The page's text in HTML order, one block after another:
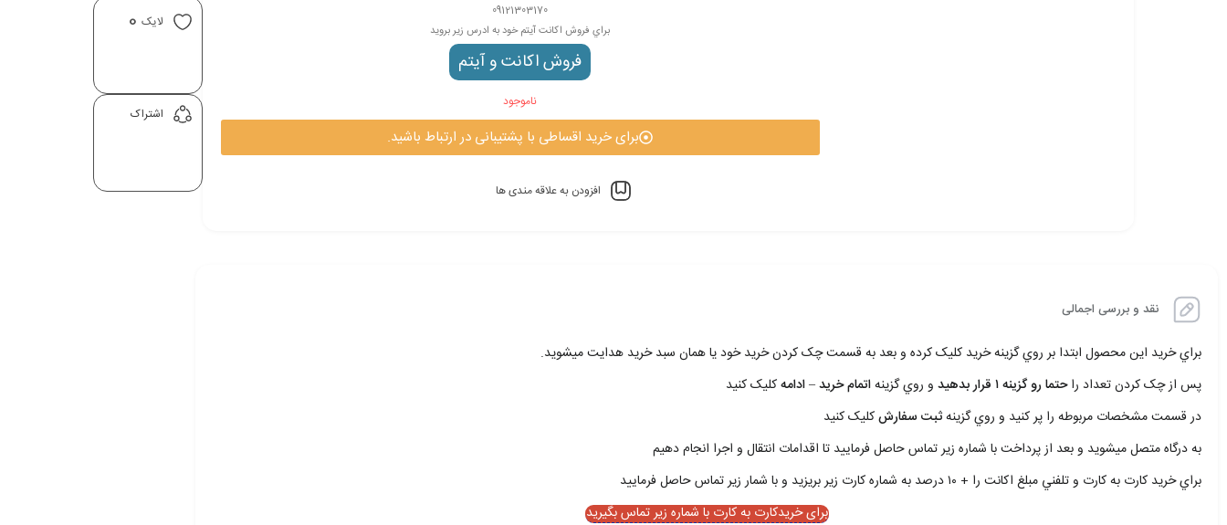
09121303170
براي فروش اکانت آيتم خود به ادرس زير برويد
فروش اکانت و آيتم
ناموجود
برای خرید اقساطی با پشتیبانی در ارتباط باشید.
افزودن به علاقه مندی ها
لایک 0
اشتراک
نقد و بررسی اجمالی
براي خريد اين محصول ابتدا بر روي گزينه خريد کليک کرده و بعد به قسمت چک کردن خريد خود يا همان سبد خريد هدايت ميشويد.
پس از چک کردن تعداد راحتما رو گزينه ۱ قرار بدهيد و روي گزينهاتمام خريد – ادامهکليک کنيد
در قسمت مشخصات مربوطه را پر کنيد و روي گزينهثبت سفارشکليک کنيد
به درگاه متصل ميشويد و بعد از پرداخت با شماره زير تماس حاصل فرماييد تا اقدامات انتقال و اجرا انجام دهيم
براي خريد کارت به کارت و تلفني مبلغ اکانت را + ۱۰ درصد به شماره کارت زير بريزيد و با شمار زير تماس حاصل فرماييد
برای خریدکارت به کارت با شماره زیر تماس بگیرید